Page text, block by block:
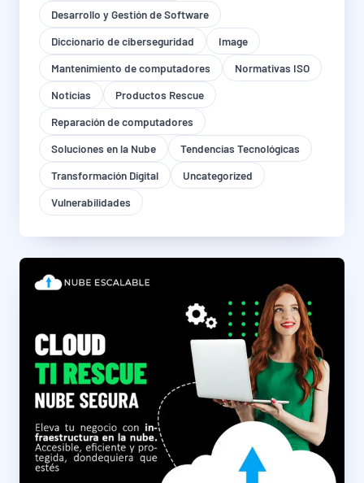
Desarrollo y Gestión de Software
Diccionario de ciberseguridad
Image
Mantenimiento de computadores
Normativas ISO
Noticias
Productos Rescue
Reparación de computadores
Soluciones en la Nube
Tendencias Tecnológicas
Transformación Digital
Uncategorized
Vulnerabilidades